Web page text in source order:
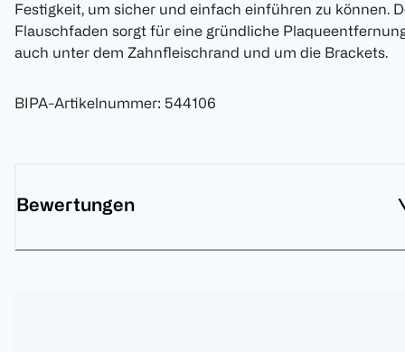
Festigkeit, um sicher und einfach einführen zu können.
Flauschfaden sorgt für eine gründliche
auch unter dem Zahnfleischrand und um die Brackets.
BIPA-Artikelnummer: 544106
Bewertungen